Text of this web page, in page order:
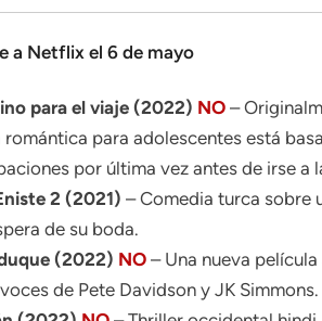
a Netflix el 6 de mayo
para el viaje (2022) NO –
romántica para adolescentes está
por última vez antes de irse a
2 (2021) – Comedia turca sobre
de su boda.
(2022) NO – Una nueva
de Pete Davidson y JK Simmons.